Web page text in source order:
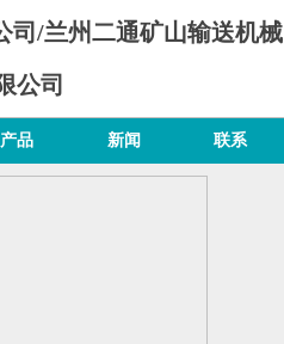
司/兰州二通矿山输送机械
公司
产品 新闻 联系